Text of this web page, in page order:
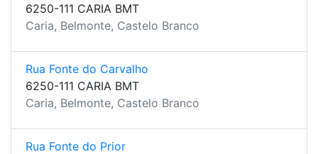
6250-111 CARIA BMT
Caria, Belmonte, Castelo Branco
Rua Fonte do Carvalho
6250-111 CARIA BMT
Caria, Belmonte, Castelo Branco
Rua Fonte do Prior